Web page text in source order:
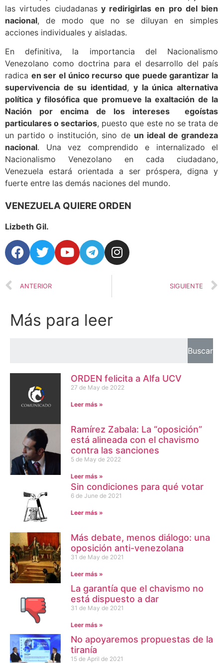
las virtudes ciudadanasy redirigirlas en pro del bien
nacional, de modo que no se diluyan en simples
acciones individuales y aisladas.
En definitiva, la importancia del Nacionalismo
Venezolano como doctrina para el desarrollo del país
radica en ser el único recurso que puede garantizar la
supervivencia de su identidad, y la única alternativa
política y filosófica que promueve la exaltación de la
Nación por encima de los intereses egoístas
particulares o sectarios, puesto que este no se trata de
un partido o institución, sino de un ideal de grandeza
nacional. Una vez comprendido e internalizado el
Nacionalismo Venezolano en cada ciudadano,
Venezuela estará orientada a ser próspera, digna y
fuerte entre las demás naciones del mundo.
VENEZUELA QUIERE ORDEN
Lizbeth Gil.
ANTERIOR SIGUIENTE
Más para leer
Buscar
ORDEN felicita a Alfa UCV
27 de May de 2022
Leer más »
Ramírez Zabala: La “oposición”
está alineada con el chavismo
contra las sanciones
5 de May de 2022
Leer más »
Sin condiciones para qué votar
6 de June de 2021
Leer más »
Más debate, menos diálogo: una
oposición anti-venezolana
31 de May de 2021
Leer más »
La garantía que el chavismo no
está dispuesto a dar
31 de May de 2021
Leer más »
No apoyaremos propuestas de la
tiranía
15 de April de 2021